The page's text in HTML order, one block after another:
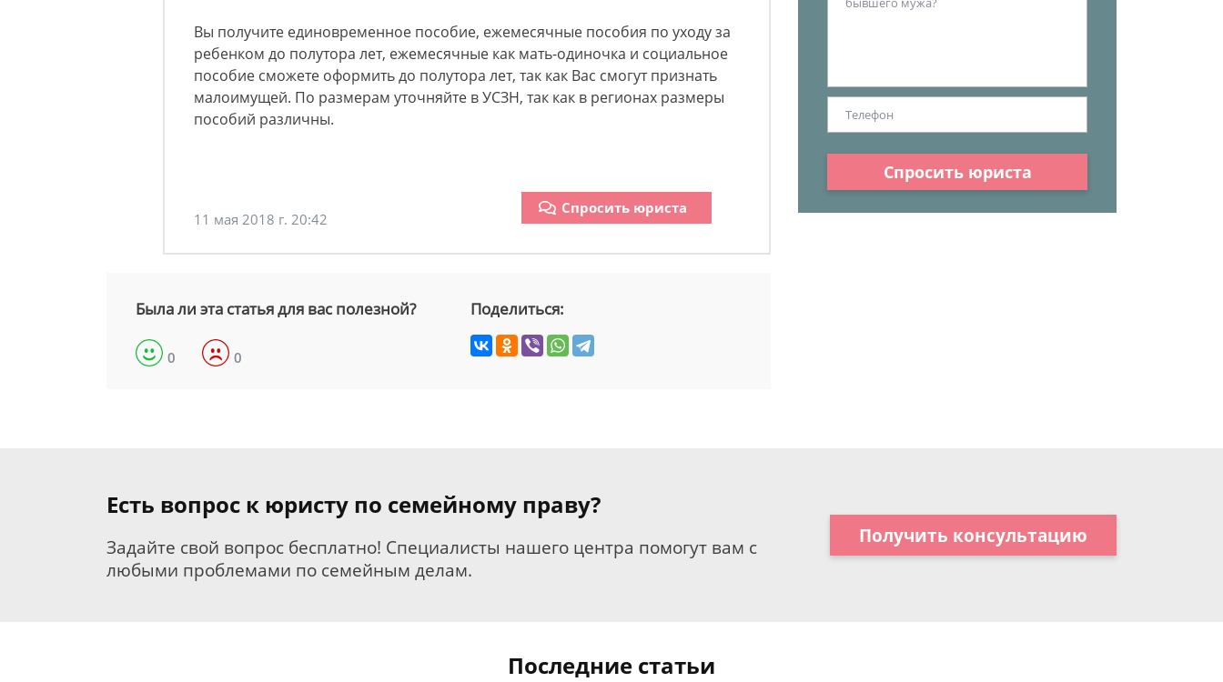
Вы получите единовременное пособие, ежемесячные пособия по уходу за
ребенком до полутора лет, ежемесячные как мать-одиночка и социальное
пособие сможете оформить до полутора лет, так как Вас смогут признать
малоимущей. По размерам уточняйте в УСЗН, так как в регионах размеры
пособий различны.
11 мая 2018 г. 20:42
Спросить юриста
Была ли эта статья для вас полезной?
0 0
Поделиться:
Спросить юриста
Есть вопрос к юристу по семейному праву?
Задайте свой вопрос бесплатно! Специалисты нашего центра помогут вам с
любыми проблемами по семейным делам.
Получить консультацию
Последние статьи